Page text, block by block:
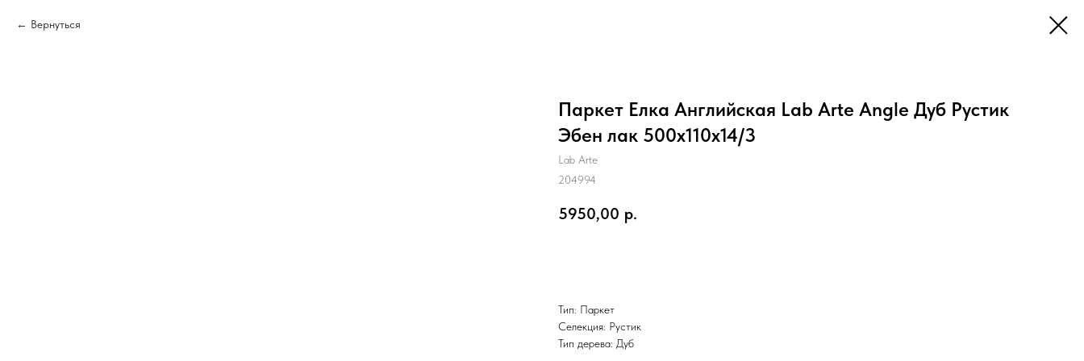
Вернуться
Паркет Елка Английская Lab Arte Angle Дуб Рустик
Эбен лак 500х110х14/3
Lab Arte
204994
5950,00 р.
Тип: Паркет
Селекция: Рустик
Тип дерева: Дуб